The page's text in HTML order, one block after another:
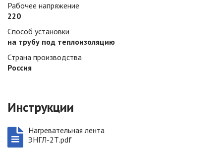
Рабочее напряжение
220
Способ установки
на трубу под теплоизоляцию
Страна производства
Россия
Инструкции
Нагревательная лента
ЭНГЛ-2Т.pdf